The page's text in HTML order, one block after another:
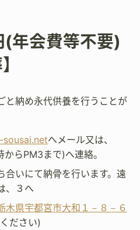
年会費等不要)
と納め永代供養を行うことが
sousai.netへメール又は、
からPM3まで)へ連絡。
合いにて納骨を行います。遠
、３へ
木県宇都宮市大和１－８－６
ださい)